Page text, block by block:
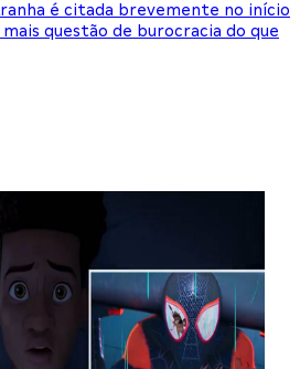
é citada brevemente no início
questão de burocracia do que